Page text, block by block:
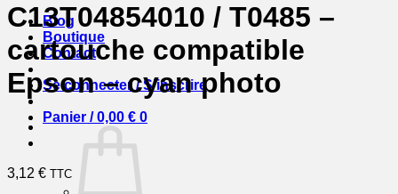
Blog
Boutique
Contact
Se connecter / S’inscrire
Panier /0,00 € 0
C13T04854010 / T0485 –
cartouche compatible
Epson – cyan photo
3,12 € TTC